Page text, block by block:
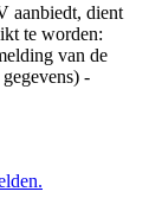
aanbiedt, dient
te worden:
van de
-